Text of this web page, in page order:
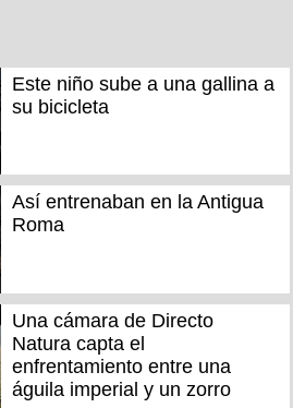
Este niño sube a una gallina a
su bicicleta
Así entrenaban en la Antigua
Roma
Una cámara de Directo
Natura capta el
enfrentamiento entre una
águila imperial y un zorro